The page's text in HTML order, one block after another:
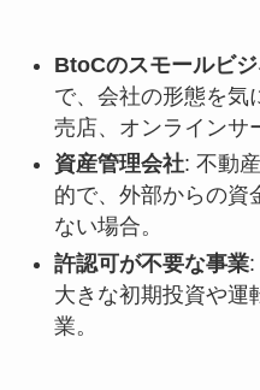
BtoCのスモールビ
で、会社の形態を気
売店、オンラインサ
資産管理会社: 不動
的で、外部からの資
ない場合。
許認可が不要な事業:
大きな初期投資や運
業。